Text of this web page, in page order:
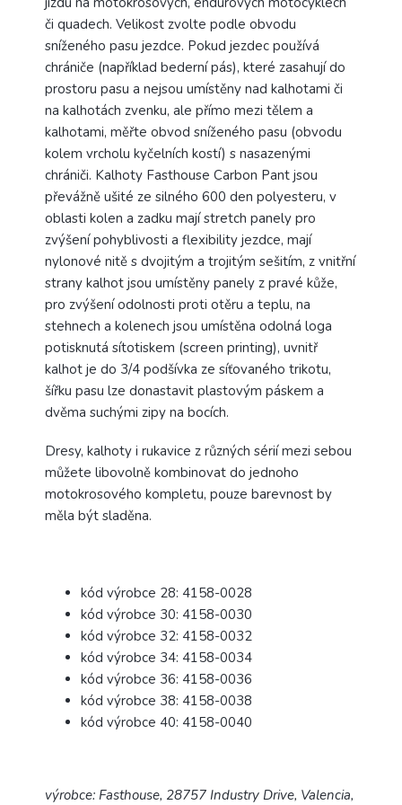
či quadech. Velikost zvolte podle obvodu
sníženého pasu jezdce. Pokud jezdec používá
chrániče (například bederní pás), které zasahují do
prostoru pasu a nejsou umístěny nad kalhotami či
na kalhotách zvenku, ale přímo mezi tělem a
kalhotami, měřte obvod sníženého pasu (obvodu
kolem vrcholu kyčelních kostí) s nasazenými
chrániči. Kalhoty Fasthouse Carbon Pant jsou
převážně ušité ze silného 600 den polyesteru, v
oblasti kolen a zadku mají stretch panely pro
zvýšení pohyblivosti a flexibility jezdce, mají
nylonové nitě s dvojitým a trojitým sešitím, z vnitřní
strany kalhot jsou umístěny panely z pravé kůže,
pro zvýšení odolnosti proti otěru a teplu, na
stehnech a kolenech jsou umístěna odolná loga
potisknutá sítotiskem (screen printing), uvnitř
kalhot je do 3/4 podšívka ze síťovaného trikotu,
šířku pasu lze donastavit plastovým páskem a
dvěma suchými zipy na bocích.
Dresy, kalhoty i rukavice z různých sérií mezi sebou
můžete libovolně kombinovat do jednoho
motokrosového kompletu, pouze barevnost by
měla být sladěna.
kód výrobce 28: 4158-0028
kód výrobce 30: 4158-0030
kód výrobce 32: 4158-0032
kód výrobce 34: 4158-0034
kód výrobce 36: 4158-0036
kód výrobce 38: 4158-0038
kód výrobce 40: 4158-0040
výrobce: Fasthouse, 28757 Industry Drive, Valencia,